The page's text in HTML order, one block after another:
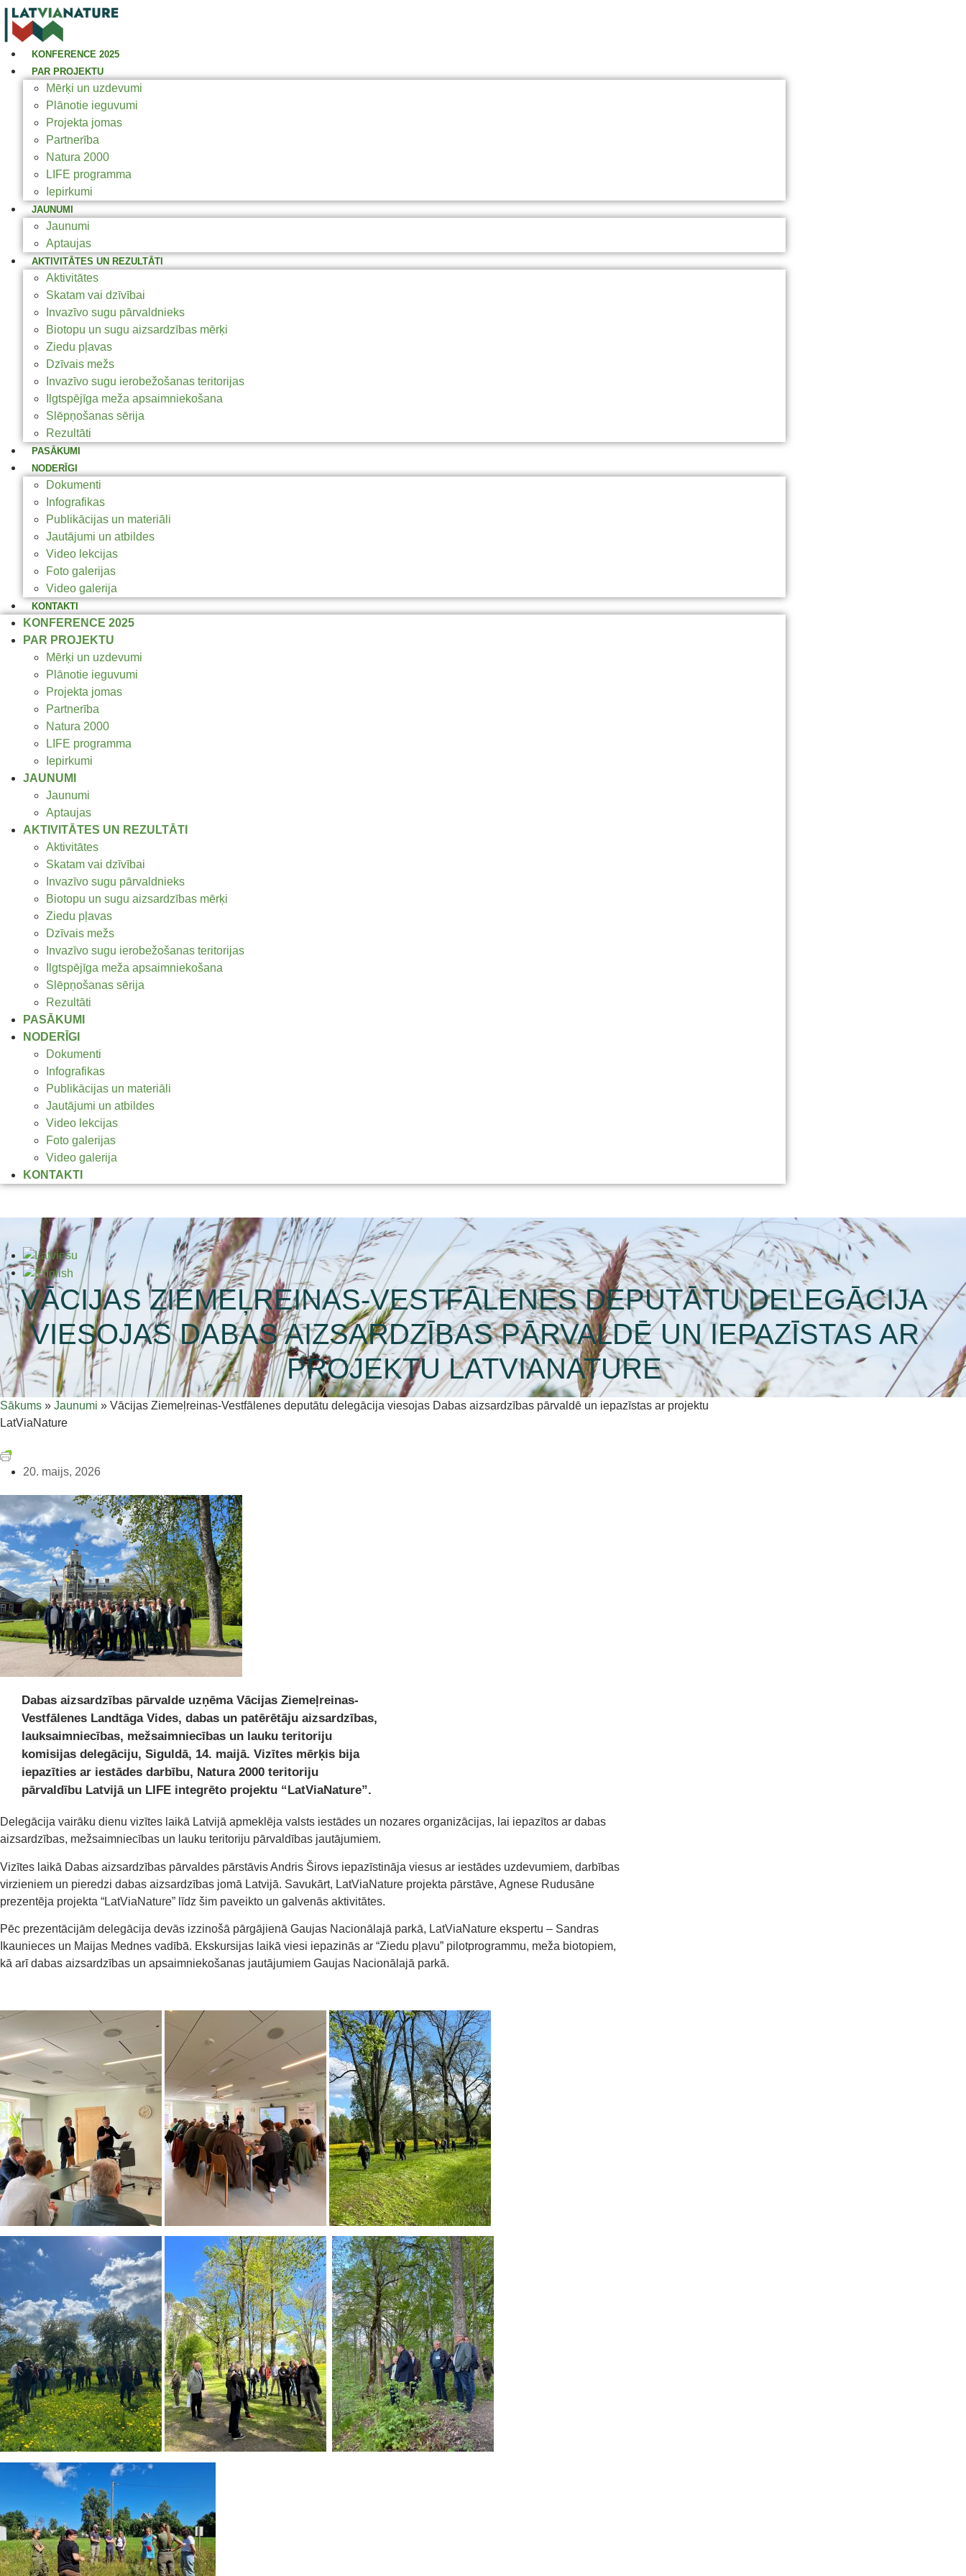
KONFERENCE 2025
PAR PROJEKTU
Mērķi un uzdevumi
Plānotie ieguvumi
Projekta jomas
Partnerība
Natura 2000
LIFE programma
Iepirkumi
JAUNUMI
Jaunumi
Aptaujas
AKTIVITĀTES UN REZULTĀTI
Aktivitātes
Skatam vai dzīvībai
Invazīvo sugu pārvaldnieks
Biotopu un sugu aizsardzības mērķi
Ziedu pļavas
Dzīvais mežs
Invazīvo sugu ierobežošanas teritorijas
Ilgtspējīga meža apsaimniekošana
Slēpņošanas sērija
Rezultāti
PASĀKUMI
NODERĪGI
Dokumenti
Infografikas
Publikācijas un materiāli
Jautājumi un atbildes
Video lekcijas
Foto galerijas
Video galerija
KONTAKTI
KONFERENCE 2025
PAR PROJEKTU
Mērķi un uzdevumi
Plānotie ieguvumi
Projekta jomas
Partnerība
Natura 2000
LIFE programma
Iepirkumi
JAUNUMI
Jaunumi
Aptaujas
AKTIVITĀTES UN REZULTĀTI
Aktivitātes
Skatam vai dzīvībai
Invazīvo sugu pārvaldnieks
Biotopu un sugu aizsardzības mērķi
Ziedu pļavas
Dzīvais mežs
Invazīvo sugu ierobežošanas teritorijas
Ilgtspējīga meža apsaimniekošana
Slēpņošanas sērija
Rezultāti
PASĀKUMI
NODERĪGI
Dokumenti
Infografikas
Publikācijas un materiāli
Jautājumi un atbildes
Video lekcijas
Foto galerijas
Video galerija
KONTAKTI
VĀCIJAS ZIEMEĻREINAS-VESTFĀLENES DEPUTĀTU DELEGĀCIJA
VIESOJAS DABAS AIZSARDZĪBAS PĀRVALDĒ UN IEPAZĪSTAS AR
PROJEKTU LATVIANATURE
Sākums » Jaunumi » Vācijas Ziemeļreinas-Vestfālenes deputātu delegācija viesojas Dabas aizsardzības pārvaldē un iepazīstas ar projektu
LatViaNature
20. maijs, 2026
Dabas aizsardzības pārvalde uzņēma Vācijas Ziemeļreinas-
Vestfālenes Landtāga Vides, dabas un patērētāju aizsardzības,
lauksaimniecības, mežsaimniecības un lauku teritoriju
komisijas delegāciju, Siguldā, 14. maijā. Vizītes mērķis bija
iepazīties ar iestādes darbību, Natura 2000 teritoriju
pārvaldību Latvijā un LIFE integrēto projektu “LatViaNature”.
Delegācija vairāku dienu vizītes laikā Latvijā apmeklēja valsts iestādes un nozares organizācijas, lai iepazītos ar dabas
aizsardzības, mežsaimniecības un lauku teritoriju pārvaldības jautājumiem.
Vizītes laikā Dabas aizsardzības pārvaldes pārstāvis Andris Širovs iepazīstināja viesus ar iestādes uzdevumiem, darbības
virzieniem un pieredzi dabas aizsardzības jomā Latvijā. Savukārt, LatViaNature projekta pārstāve, Agnese Rudusāne
prezentēja projekta “LatViaNature” līdz šim paveikto un galvenās aktivitātes.
Pēc prezentācijām delegācija devās izzinošā pārgājienā Gaujas Nacionālajā parkā, LatViaNature ekspertu – Sandras
Ikaunieces un Maijas Mednes vadībā. Ekskursijas laikā viesi iepazinās ar “Ziedu pļavu” pilotprogrammu, meža biotopiem,
kā arī dabas aizsardzības un apsaimniekošanas jautājumiem Gaujas Nacionālajā parkā.